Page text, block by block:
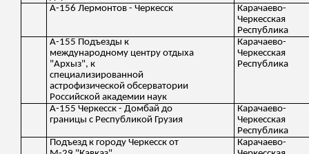
А-156 Лермонтов - Черкесск
Карачаево-
Черкесская
Республика
А-155 Подъезды к
международному центру отдыха
"Архыз", к
специализированной
астрофизической обсерватории
Российской академии наук
Карачаево-
Черкесская
Республика
А-155 Черкесск - Домбай до
границы с Республикой Грузия
Карачаево-
Черкесская
Республика
Подъезд к городу Черкесск от
Карачаево-